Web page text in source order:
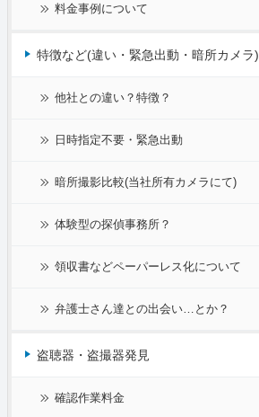
料金事例について
特徴など(違い・緊急出動・暗所カメラ)
他社との違い？特徴？
日時指定不要・緊急出動
暗所撮影比較(当社所有カメラにて)
体験型の探偵事務所？
領収書などペーパーレス化について
弁護士さん達との出会い…とか？
盗聴器・盗撮器発見
確認作業料金